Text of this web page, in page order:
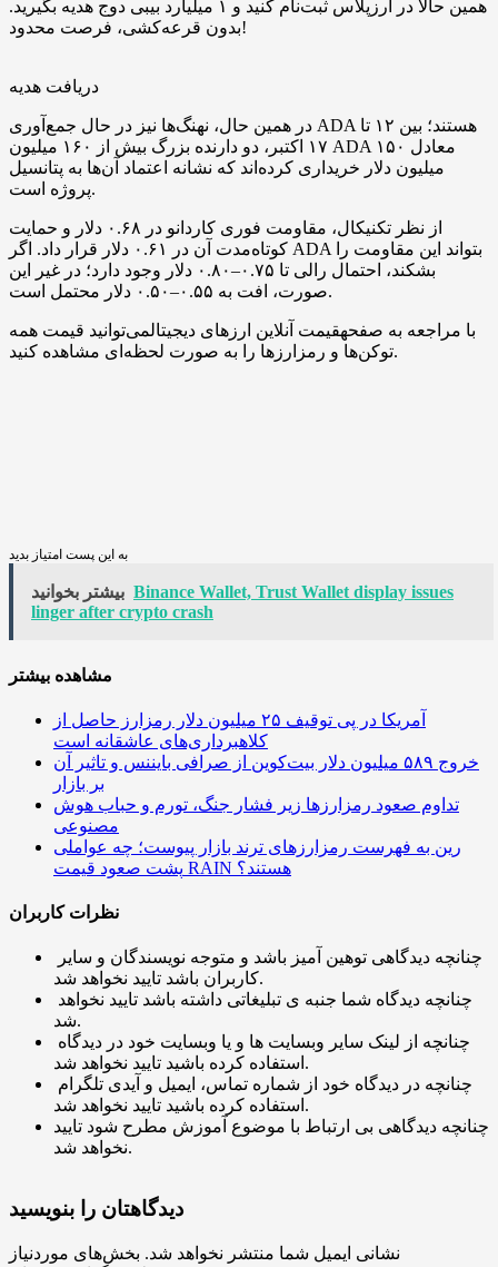
همین حالا در ارزپلاس ثبت‌نام کنید و ۱ میلیارد بیبی دوج هدیه بگیرید.
بدون قرعه‌کشی، فرصت محدود!
دریافت هدیه
در همین حال، نهنگ‌ها نیز در حال جمع‌آوری ADA هستند؛ بین ۱۲ تا
۱۷ اکتبر، دو دارنده بزرگ بیش از ۱۶۰ میلیون ADA معادل ۱۵۰
میلیون دلار خریداری کرده‌اند که نشانه اعتماد آن‌ها به پتانسیل
پروژه است.
از نظر تکنیکال، مقاومت فوری کاردانو در ۰.۶۸ دلار و حمایت
کوتاه‌مدت آن در ۰.۶۱ دلار قرار داد. اگر ADA بتواند این مقاومت را
بشکند، احتمال رالی تا ۰.۷۵–۰.۸۰ دلار وجود دارد؛ در غیر این
صورت، افت به ۰.۵۵–۰.۵۰ دلار محتمل است.
با مراجعه به صفحهقیمت آنلاین ارزهای دیجیتالمی‌توانید قیمت همه
توکن‌ها و رمزارزها را به صورت لحظه‌ای مشاهده کنید.
به این پست امتیاز بدید
بیشتر بخوانید Binance Wallet, Trust Wallet display issues
linger after crypto crash
مشاهده بیشتر
آمریکا در پی توقیف ۲۵ میلیون دلار رمزارز حاصل از
کلاهبرداری‌های عاشقانه است
خروج ۵۸۹ میلیون دلار بیت‌کوین از صرافی بایننس و تاثیر آن
بر بازار
تداوم صعود رمزارزها زیر فشار جنگ، تورم و حباب هوش
مصنوعی
رین به فهرست رمزارزهای ترند بازار پیوست؛ چه عواملی
پشت صعود قیمت RAIN هستند؟
نظرات کاربران
کاربران باشد تایید نخواهد شد.
شد.
استفاده کرده باشید تایید نخواهد شد.
استفاده کرده باشید تایید نخواهد شد.
چنانچه دیدگاهی بی ارتباط با موضوع آموزش مطرح شود تایید
نخواهد شد.
دیدگاهتان را بنویسید
نشانی ایمیل شما منتشر نخواهد شد. بخش‌های موردنیاز